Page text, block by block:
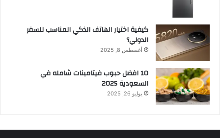
كيفية اختيار الهاتف الذكي المناسب للسفر
الدولي؟
أغسطس 8, 2025
10 افضل حبوب فيتامينات شامله​ في
السعودية 2025
يوليو 26, 2025